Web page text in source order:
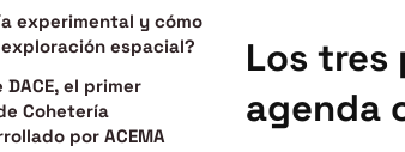
experimental y cómo
espacial?
el primer
Cohetería
por ACEMA
Los tres
agenda